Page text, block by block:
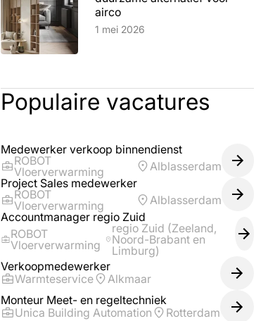
aircoLees artikel
1 mei 2026
Populaire vacatures
Medewerker verkoop binnendienst
ROBOT
Vloerverwarming
Alblasserdam
Project Sales medewerker
ROBOT
Vloerverwarming
Alblasserdam
Accountmanager regio Zuid
ROBOT
Vloerverwarming
regio Zuid (Zeeland,
Noord-Brabant en
Limburg)
Verkoopmedewerker
Warmteservice
Alkmaar
Monteur Meet- en regeltechniek
Unica Building Automation
Rotterdam